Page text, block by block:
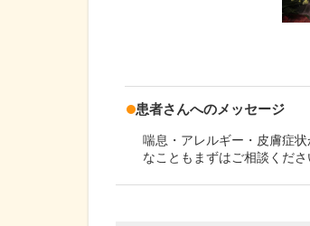
患者さんへのメッセージ
喘息・アレルギー・皮膚症
なこともまずはご相談くださ